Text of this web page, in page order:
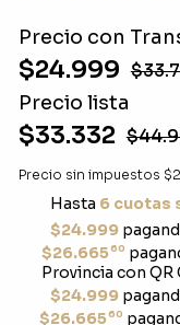
Precio con
$24.999
Precio lista
$33.332
Precio sin impuestos
Hasta 6 cuotas
$24.999
$26.66560
Provincia con QR
$24.999
$26.66560